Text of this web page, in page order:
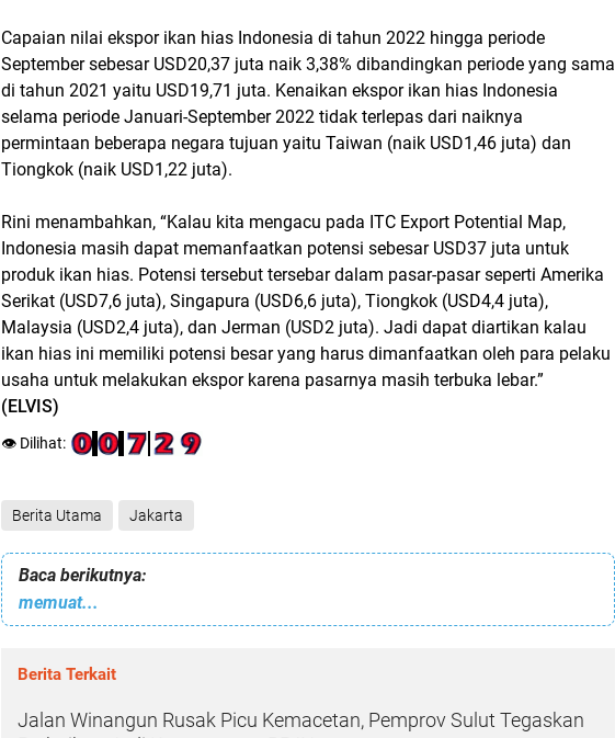
Capaian nilai ekspor ikan hias Indonesia di tahun 2022 hingga periode
September sebesar USD20,37 juta naik 3,38% dibandingkan periode yang sama
di tahun 2021 yaitu USD19,71 juta. Kenaikan ekspor ikan hias Indonesia
selama periode Januari-September 2022 tidak terlepas dari naiknya
permintaan beberapa negara tujuan yaitu Taiwan (naik USD1,46 juta) dan
Tiongkok (naik USD1,22 juta).
Rini menambahkan, “Kalau kita mengacu pada ITC Export Potential Map,
Indonesia masih dapat memanfaatkan potensi sebesar USD37 juta untuk
produk ikan hias. Potensi tersebut tersebar dalam pasar-pasar seperti Amerika
Serikat (USD7,6 juta), Singapura (USD6,6 juta), Tiongkok (USD4,4 juta),
Malaysia (USD2,4 juta), dan Jerman (USD2 juta). Jadi dapat diartikan kalau
ikan hias ini memiliki potensi besar yang harus dimanfaatkan oleh para pelaku
usaha untuk melakukan ekspor karena pasarnya masih terbuka lebar.”
(ELVIS)
👁️ Dilihat:
Berita Utama Jakarta
Baca berikutnya:
memuat...
Berita Terkait
Jalan Winangun Rusak Picu Kemacetan, Pemprov Sulut Tegaskan